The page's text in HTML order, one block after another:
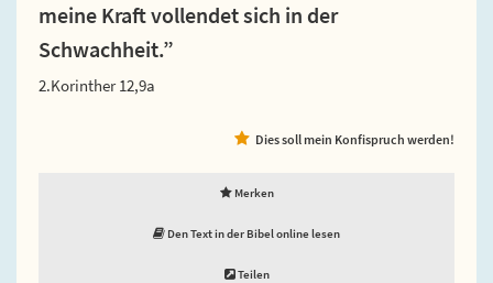
meine Kraft vollendet sich in der
Schwachheit.”
2.Korinther 12,9a
Dies soll mein Konfispruch werden!
Merken
Den Text in der Bibel online lesen
Teilen